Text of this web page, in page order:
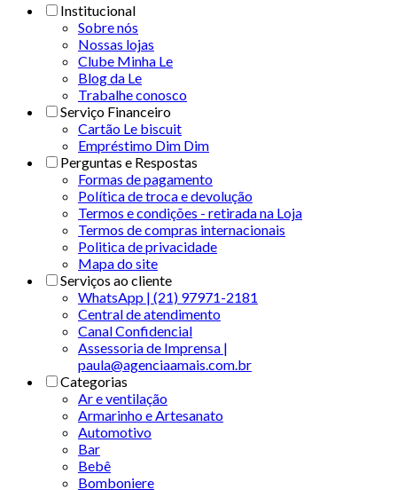
Institucional
Sobre nós
Nossas lojas
Clube Minha Le
Blog da Le
Trabalhe conosco
Serviço Financeiro
Cartão Le biscuit
Empréstimo Dim Dim
Perguntas e Respostas
Formas de pagamento
Política de troca e devolução
Termos e condições - retirada na Loja
Termos de compras internacionais
Politica de privacidade
Mapa do site
Serviços ao cliente
WhatsApp | (21) 97971-2181
Central de atendimento
Canal Confidencial
Assessoria de Imprensa |
paula@agenciaamais.com.br
Categorias
Ar e ventilação
Armarinho e Artesanato
Automotivo
Bar
Bebê
Bomboniere